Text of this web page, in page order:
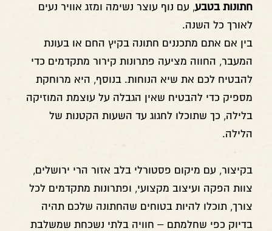
חתונות בטבע, עם נוף עוצר נשימה ומזג אוויר נעים
לאורך כל השנה.
בין אם אתם מתכננים חתונה בקיץ החם או בעונת
המעבר, החווה מציעה פתרונות קירור מתקדמים כדי
להבטיח לכם את שיא הנוחות. בנוסף, היא מרוחקת
מספיק כדי להבטיח שאין הגבלה על עוצמת המוזיקה
בלילה, כך שתוכלו לחגוג עד השעות הקטנות של
הלילה.
בקיצור, עם מיקום פסטורלי בלב אזור הרי ירושלים,
צוות הפקה ועיצוב מקצועי, ופתרונות מתקדמים לכל
צורך, תוכלו להיות בטוחים שהחתונה שלכם תהיה
בדיוק כפי שחלמתם – חוויה בלתי נשכחת שמשלבת